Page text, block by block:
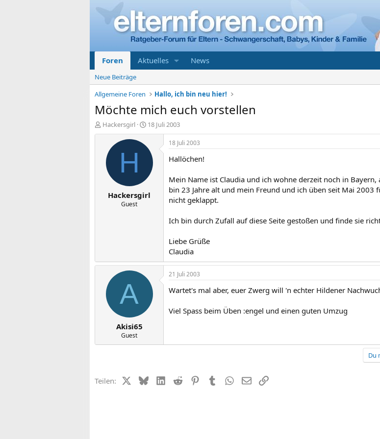
Foren Aktuelles News
Neue Beiträge
Allgemeine Foren
Hallo, ich bin neu hier!
Möchte mich euch vorstellen
E
r
Hackersgirl
E
r
t
l
a
18 Juli 2003
H
Hackersgirl
Guest
18 Juli 2003
Hallöchen!
Mein Name ist Claudia und ich wohne derzeit noch in
bin 23 Jahre alt und mein Freund und ich üben seit Mai 2003
nicht geklappt.
Ich bin durch Zufall auf diese Seite gestoßen und finde sie
Liebe Grüße
Claudia
A
Akisi65
Guest
21 Juli 2003
Wartet's mal aber, euer Zwerg will 'n echter Hildener
Viel Spass beim Üben :engel und einen guten Umzug
Du
Teilen: X (Twitter)
BlueskyLinkedIn
Reddit PinterestTumblrWhatsApp
E-MailLink